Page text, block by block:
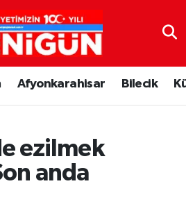
Afyonkarahisar Bilecik
ezilmek
anda
ve Fikstür